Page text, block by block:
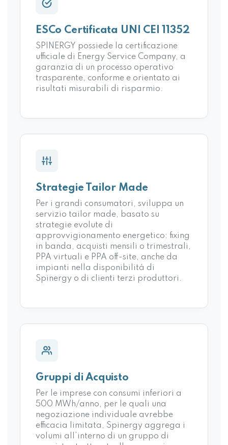
ESCo Certificata UNI CEI 11352
SPINERGY possiede la certificazione
ufficiale di Energy Service Company, a
garanzia di un processo operativo
trasparente, conforme e orientato ai
risultati misurabili di risparmio.
Strategie Tailor Made
Per i grandi consumatori, sviluppa un
servizio tailor made, basato su
strategie evolute di
approvvigionamento energetico: fixing
in banda, acquisti mensili o trimestrali,
PPA virtuali e PPA off-site, anche da
impianti nella disponibilità di
Spinergy o di clienti terzi produttori.
Gruppi di Acquisto
Per le imprese con consumi inferiori a
500 MWh/anno, per le quali una
negoziazione individuale avrebbe
efficacia limitata, Spinergy aggrega i
volumi all’interno di un gruppo di